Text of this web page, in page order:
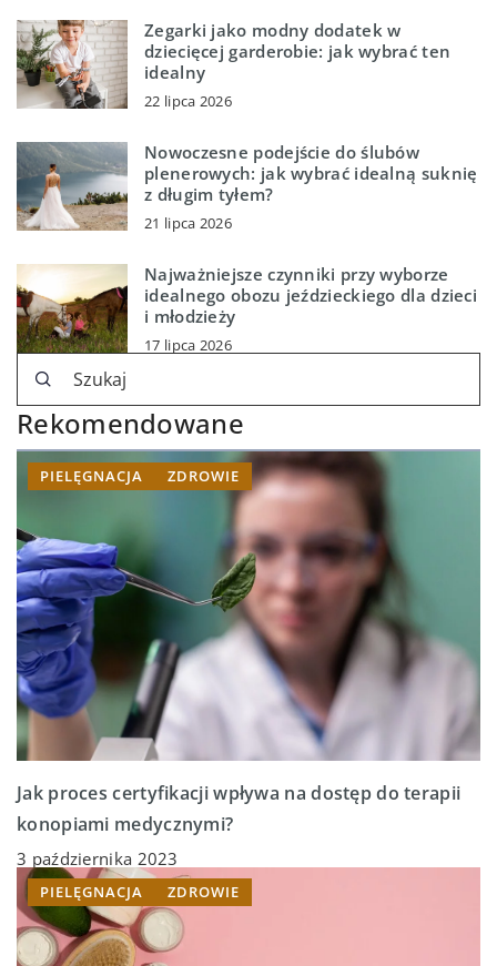
Zegarki jako modny dodatek w
dziecięcej garderobie: jak wybrać ten
idealny
22 lipca 2026
Nowoczesne podejście do ślubów
plenerowych: jak wybrać idealną suknię
z długim tyłem?
21 lipca 2026
Najważniejsze czynniki przy wyborze
idealnego obozu jeździeckiego dla dzieci
i młodzieży
17 lipca 2026
Rekomendowane
PIELĘGNACJA ZDROWIE
Jak proces certyfikacji wpływa na dostęp do terapii
konopiami medycznymi?
3 października 2023
PIELĘGNACJA ZDROWIE